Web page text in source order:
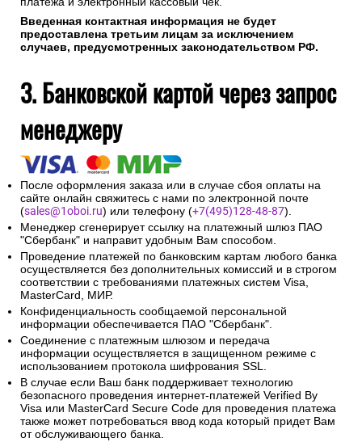
Введенная контактная информация не будет
предоставлена третьим лицам за исключением
случаев, предусмотренных законодательством РФ.
3. Банковской картой через запрос
менеджеру
После оформления заказа или в случае сбоя оплаты на
сайте онлайн свяжитесь с нами по электронной почте
(sales@1oboi.ru) или телефону (+7(495)128-48-87).
Менеджер сгенерирует ссылку на платежный шлюз ПАО
"Сбербанк" и направит удобным Вам способом.
Проведение платежей по банковским картам любого банка
осуществляется без дополнительных комиссий и в строгом
соответствии с требованиями платежных систем Visa,
MasterCard, МИР.
Конфиденциальность сообщаемой персональной
информации обеспечивается ПАО "Сбербанк".
Соединение с платежным шлюзом и передача
информации осуществляется в защищенном режиме с
использованием протокола шифрования SSL.
В случае если Ваш банк поддерживает технологию
безопасного проведения интернет-платежей Verified By
Visa или MasterCard Secure Code для проведения платежа
также может потребоваться ввод кода который придет Вам
от обслуживающего банка.